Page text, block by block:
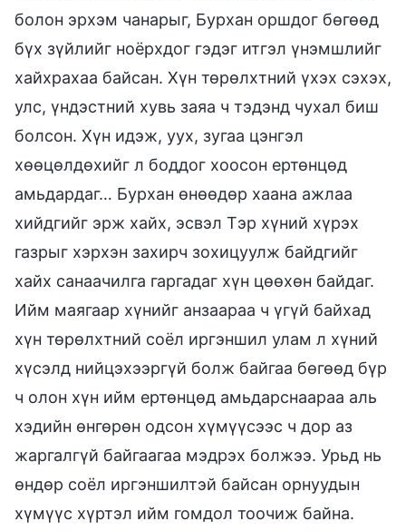
болон эрхэм чанарыг, Бурхан оршдог бөгөөд
бүх зүйлийг ноёрхдог гэдэг итгэл үнэмшлийг
хайхрахаа байсан. Хүн төрөлхтний үхэх сэхэх,
улс, үндэстний хувь заяа ч тэдэнд чухал биш
болсон. Хүн идэж, уух, зугаа цэнгэл
хөөцөлдөхийг л боддог хоосон ертөнцөд
амьдардаг… Бурхан өнөөдөр хаана ажлаа
хийдгийг эрж хайх, эсвэл Тэр хүний хүрэх
газрыг хэрхэн захирч зохицуулж байдгийг
хайх санаачилга гаргадаг хүн цөөхөн байдаг.
Ийм маягаар хүнийг анзаараа ч үгүй байхад
хүн төрөлхтний соёл иргэншил улам л хүний
хүсэлд нийцэхээргүй болж байгаа бөгөөд бүр
ч олон хүн ийм ертөнцөд амьдарснаараа аль
хэдийн өнгөрөн одсон хүмүүсээс ч дор аз
жаргалгүй байгаагаа мэдрэх болжээ. Урьд нь
өндөр соёл иргэншилтэй байсан орнуудын
хүмүүс хүртэл ийм гомдол тоочиж байна.